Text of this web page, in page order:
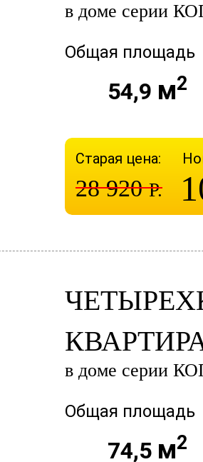
в доме серии
Общая площадь
54,9 м2
Старая цена:
28 920Р.
в доме серии
Общая площадь
74,5 м2